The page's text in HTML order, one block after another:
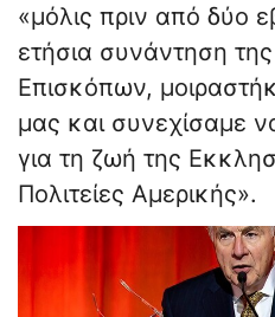
«μόλις πριν από δύο
ετήσια συνάντηση
Επισκόπων,
μας και συνεχίσαμε
για τη ζωή της
Πολιτείες Αμερικής».